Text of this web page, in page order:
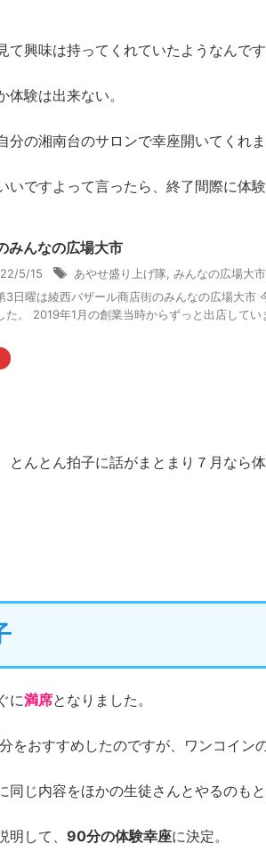
て興味は持ってくれていたようなんです
験は出来ない。
分の湘南台のサロンで幸座開いてくれ
いですよって言ったら、終了間際に体験
みんなの広場大市
5/15 あやせ盛り上げ隊 みんなの広場大市
3日曜は綾西バザール商店街のみんなの広場大市
た。 2019年1月の創業当時からずっと出店して
とんとん拍子に話がまとまり７月なら
に満席となりました。
をおすすめしたのですが、ワンコイン
同じ内容をほかの生徒さんとやるのも
して、 90分の体験幸座に決定。